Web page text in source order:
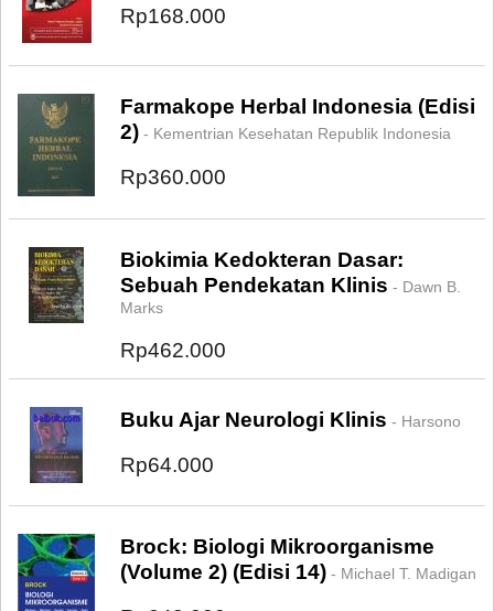
Rp168.000
Farmakope Herbal Indonesia (Edisi
2) - Kementrian Kesehatan Republik Indonesia
Rp360.000
Biokimia Kedokteran Dasar:
Sebuah Pendekatan Klinis - Dawn B.
Marks
Rp462.000
Buku Ajar Neurologi Klinis - Harsono
Rp64.000
Brock: Biologi Mikroorganisme
(Volume 2) (Edisi 14) - Michael T. Madigan